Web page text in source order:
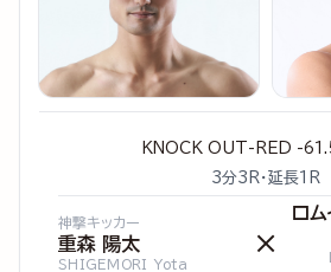
KNOCK OUT-RED -
3分3R・延長1R
神撃キッカー
重森 陽太
SHIGEMORI Yota
×
ロ